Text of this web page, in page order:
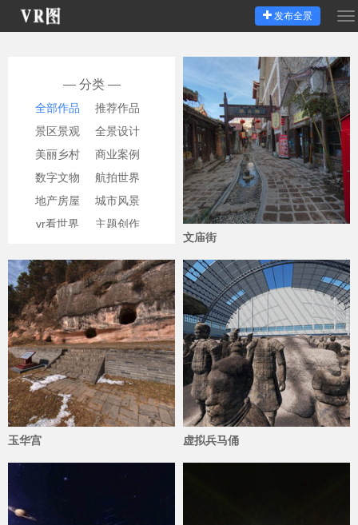
切
换
航
发布全景
— 分类 —
全部作品
推荐作品
景区景观
全景设计
美丽乡村
商业案例
数字文物
航拍世界
地产房屋
城市风景
vr看世界
主题创作
数字展厅
学习课件
文庙街
9322
玉华宫
10237
虚拟兵马俑
3852